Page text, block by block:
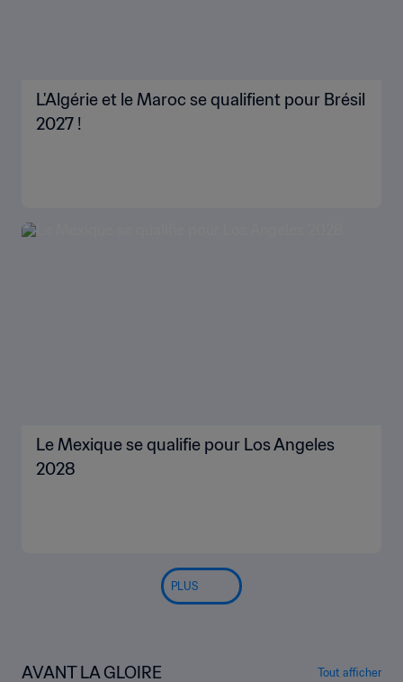
L'Algérie et le Maroc se qualifient pour Brésil
2027 !
Le Mexique se qualifie pour Los Angeles
2028
PLUS
AVANT LA GLOIRE Tout afficher